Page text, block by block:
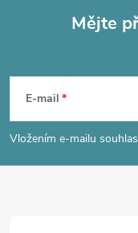
a
í
p
p
Mějte
E-mail
Vložením e-mailu